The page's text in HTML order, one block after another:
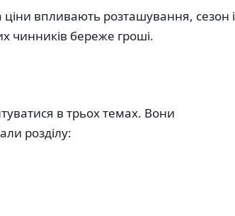
впливають розташування, сезон і
чинників бережe гроші.
в трьох темах. Вони
розділу: